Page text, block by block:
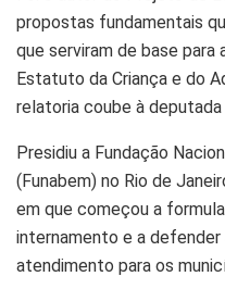
propostas fundamentais
que serviram de base para
Estatuto da Criança e do
relatoria coube à
​Presidiu a Fundação
(Funabem) no Rio de
em que começou a
internamento e a
atendimento para os